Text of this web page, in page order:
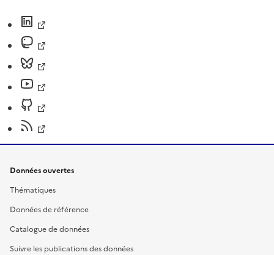
Données ouvertes
Thématiques
Données de référence
Catalogue de données
Suivre les publications des données